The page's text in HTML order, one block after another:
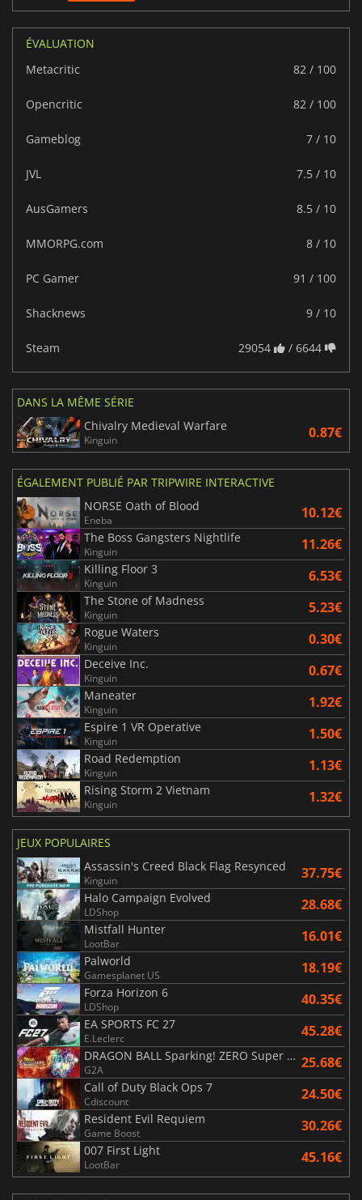
ÉVALUATION
Metacritic
82 / 100
Opencritic 82 / 100
Gameblog 7 / 10
JVL 7.5 / 10
AusGamers 8.5 / 10
MMORPG.com 8 / 10
PC Gamer 91 / 100
Shacknews 9 / 10
Steam 29054 / 6644
DANS LA MÊME SÉRIE
Chivalry Medieval Warfare
Kinguin 0.87€
ÉGALEMENT PUBLIÉ PAR TRIPWIRE INTERACTIVE
NORSE Oath of Blood
Eneba 10.12€
The Boss Gangsters Nightlife
Kinguin 11.26€
Killing Floor 3
Kinguin 6.53€
The Stone of Madness
Kinguin 5.23€
Rogue Waters
Kinguin 0.30€
Deceive Inc.
Kinguin 0.67€
Maneater
Kinguin 1.92€
Espire 1 VR Operative
Kinguin 1.50€
Road Redemption
Kinguin 1.13€
Rising Storm 2 Vietnam
Kinguin 1.32€
JEUX POPULAIRES
Assassin's Creed Black Flag Resynced
Kinguin 37.75€
Halo Campaign Evolved
LDShop 28.68€
Mistfall Hunter
LootBar 16.01€
Palworld
Gamesplanet US 18.19€
Forza Horizon 6
LDShop 40.35€
EA SPORTS FC 27
E.Leclerc 45.28€
DRAGON BALL Sparking! ZERO Super Limit Breaking NEO
G2A 25.68€
Call of Duty Black Ops 7
Cdiscount 24.50€
Resident Evil Requiem
Game Boost 30.26€
007 First Light
LootBar 45.16€